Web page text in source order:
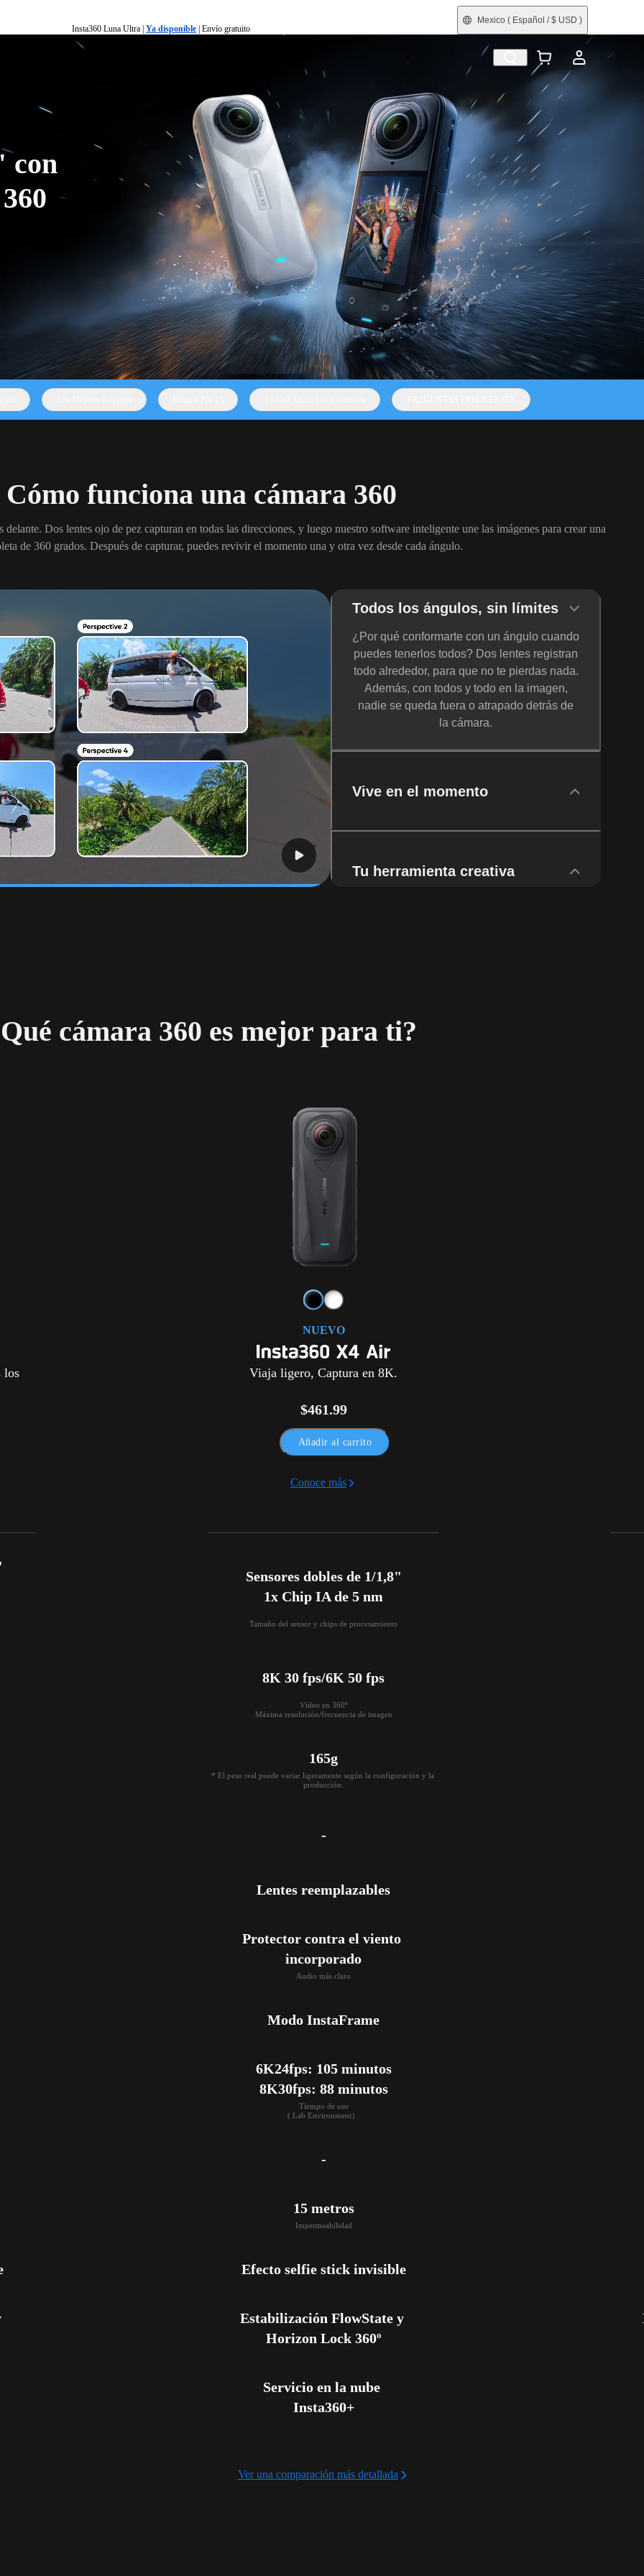
Insta360 Luna Ultra |Ya disponible| Envío gratuito
Mexico ( Español / $ USD )
Reacondicionada
con
Cómo funciona una cámara 360
Dos lentes ojo de pez capturan en todas las direcciones, y luego nuestro software inteligente une las imágenes para crear una
de 360 grados. Después de capturar, puedes revivir el momento una y otra vez desde cada ángulo.
Todos los ángulos, sin límites
¿Por qué conformarte con un ángulo cuando
puedes tenerlos todos? Dos lentes registran
todo alrededor, para que no te pierdas nada.
Además, con todos y todo en la imagen,
nadie se queda fuera o atrapado detrás de
la cámara.
Vive en el momento
Tu herramienta creativa
cámara 360 es mejor para ti?
los
NUEVO
Viaja ligero, Captura en 8K.
$461.99
Añadir al carrito
Conoce más
Sensores dobles de 1/1,8"
1x Chip IA de 5 nm
Tamaño del sensor y chips de procesamiento
8K 30 fps/6K 50 fps
Vídeo en 360º
Máxima resolución/frecuencia de imagen
165g
* El peso real puede variar ligeramente según la configuración y la
producción.
-
Lentes reemplazables
Protector contra el viento
incorporado
Audio más claro
Modo InstaFrame
6K24fps: 105 minutos
8K30fps: 88 minutos
Tiempo de uso
( Lab Environment）
-
15 metros
Impermeabilidad
Efecto selfie stick invisible
Estabilización FlowState y
Horizon Lock 360º
Servicio en la nube
Insta360+
Ver una comparación más detallada